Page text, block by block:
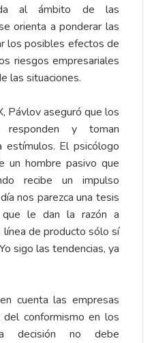
al ámbito de las
orienta a ponderar las
los posibles efectos de
riesgos empresariales
las situaciones.
Pávlov aseguró que los
responden y toman
estímulos. El psicólogo
un hombre pasivo que
recibe un impulso
nos parezca una tesis
que le dan la razón a
línea de producto sólo sí
sigo las tendencias, ya
cuenta las empresas
conformismo en los
decisión no debe